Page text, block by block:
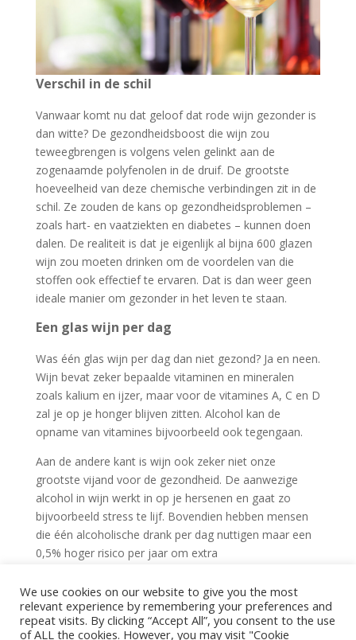
Verschil in de schil
Vanwaar komt nu dat geloof dat rode wijn gezonder is
dan witte? De gezondheidsboost die wijn zou
teweegbrengen is volgens velen gelinkt aan de
zogenaamde polyfenolen in de druif. De grootste
hoeveelheid van deze chemische verbindingen zit in de
schil. Ze zouden de kans op gezondheidsproblemen –
zoals hart- en vaatziekten en diabetes – kunnen doen
dalen. De realiteit is dat je eigenlijk al bijna 600 glazen
wijn zou moeten drinken om de voordelen van die
stoffen ook effectief te ervaren. Dat is dan weer geen
ideale manier om gezonder in het leven te staan.
Een glas wijn per dag
Was één glas wijn per dag dan niet gezond? Ja en neen.
Wijn bevat zeker bepaalde vitaminen en mineralen
zoals kalium en ijzer, maar voor de vitamines A, C en D
zal je op je honger blijven zitten. Alcohol kan de
opname van vitamines bijvoorbeeld ook tegengaan.
Aan de andere kant is wijn ook zeker niet onze
grootste vijand voor de gezondheid. De aanwezige
alcohol in wijn werkt in op je hersenen en gaat zo
bijvoorbeeld stress te lijf. Bovendien hebben mensen
die één alcoholische drank per dag nuttigen maar een
0,5% hoger risico per jaar om extra
drinkers. Opgelet: die risico’s nemen wel degelijk sterk
toe naarmate je meer drinkt.
We use cookies on our website to give you the most
relevant experience by remembering your preferences and
repeat visits. By clicking “Accept All”, you consent to the use
of ALL the cookies. However, you may visit "Cookie